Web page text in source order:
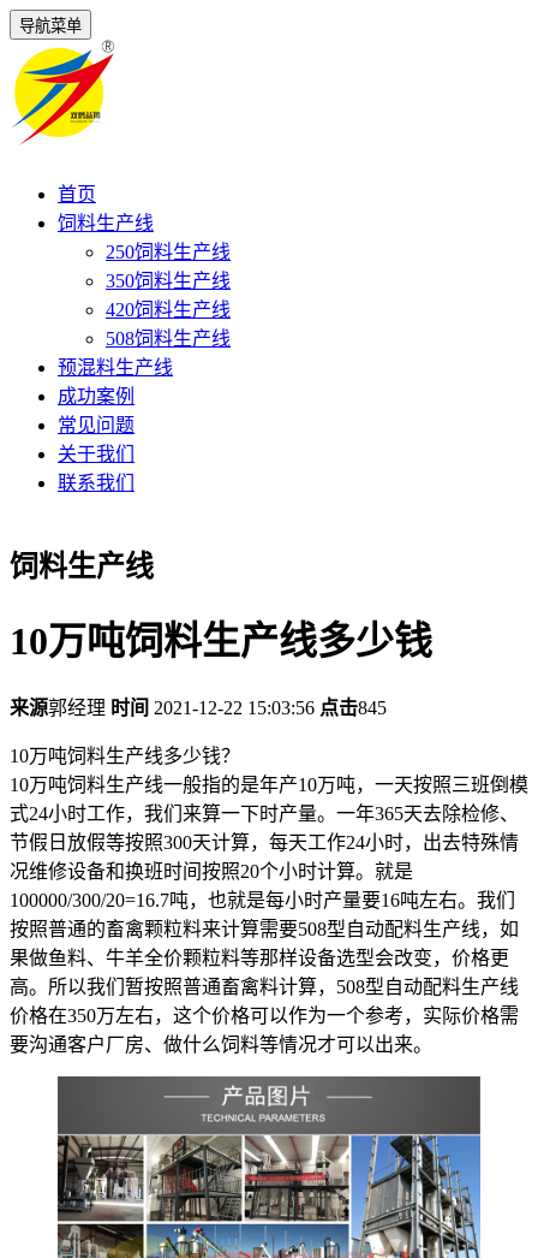
导航菜单
首页
饲料生产线
250饲料生产线
350饲料生产线
420饲料生产线
508饲料生产线
预混料生产线
成功案例
常见问题
关于我们
联系我们
饲料生产线
10万吨饲料生产线多少钱
来源郭经理 时间 2021-12-22 15:03:56 点击845
10万吨饲料生产线多少钱？
10万吨饲料生产线一般指的是年产10万吨，一天按照三班倒模
式24小时工作，我们来算一下时产量。一年365天去除检修、
节假日放假等按照300天计算，每天工作24小时，出去特殊情
况维修设备和换班时间按照20个小时计算。就是
100000/300/20=16.7吨，也就是每小时产量要16吨左右。我们
按照普通的畜禽颗粒料来计算需要508型自动配料生产线，如
果做鱼料、牛羊全价颗粒料等那样设备选型会改变，价格更
高。所以我们暂按照普通畜禽料计算，508型自动配料生产线
价格在350万左右，这个价格可以作为一个参考，实际价格需
要沟通客户厂房、做什么饲料等情况才可以出来。